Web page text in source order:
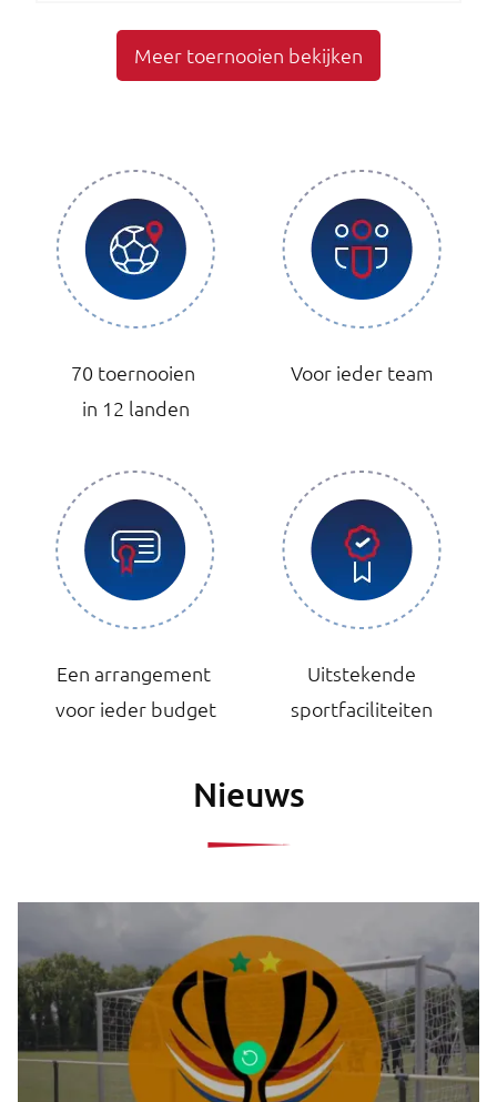
Meer toernooien bekijken
70 toernooien
in 12 landen
Voor ieder team
Een arrangement
voor ieder budget
Uitstekende
sportfaciliteiten
Nieuws